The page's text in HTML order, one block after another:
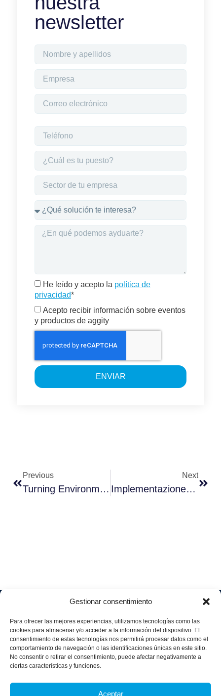
Gestionar consentimiento
Para ofrecer las mejores experiencias, utilizamos tecnologías como las
cookies para almacenar y/o acceder a la información del dispositivo. El
consentimiento de estas tecnologías nos permitirá procesar datos como el
comportamiento de navegación o las identificaciones únicas en este sitio.
No consentir o retirar el consentimiento, puede afectar negativamente a
ciertas características y funciones.
Aceptar
newsletter
He leído y acepto la política de
privacidad*
Acepto recibir información sobre eventos
y productos de aggity
ENVIAR
Previous
Turning Environmental Ambition Into Action: IBM And Aggity At The Heart Of Corporate Sustainability
Next
Implementazione Di Honeypots Per La Cybersicurezza
Soluciones
Data
Industria
4.0
Industrial
Retail
Health &
Services
Travel &
Quiénes
Únete
a
aggity
Contacto
legal
Política
de
Privacid
ad
de